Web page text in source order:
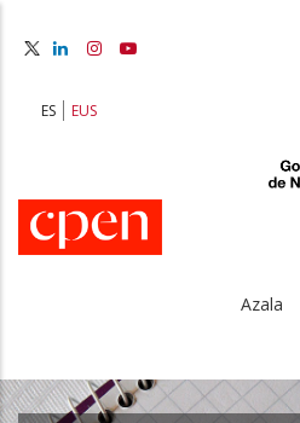
content
ES EUS
Azala